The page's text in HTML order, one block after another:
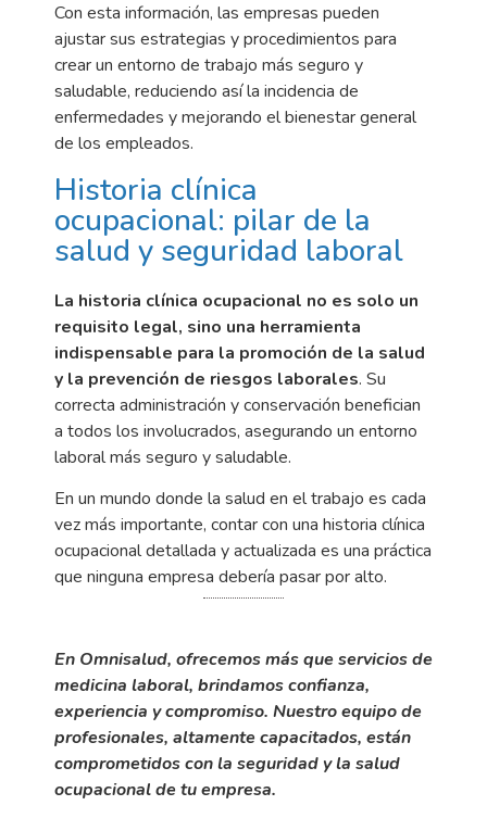
Con esta información, las empresas pueden
ajustar sus estrategias y procedimientos para
crear un entorno de trabajo más seguro y
saludable, reduciendo así la incidencia de
enfermedades y mejorando el bienestar general
de los empleados.
Historia clínica
ocupacional: pilar de la
salud y seguridad laboral
La historia clínica ocupacional no es solo un
requisito legal, sino una herramienta
indispensable para la promoción de la salud
y la prevención de riesgos laborales. Su
correcta administración y conservación benefician
a todos los involucrados, asegurando un entorno
laboral más seguro y saludable.
En un mundo donde la salud en el trabajo es cada
vez más importante, contar con una historia clínica
ocupacional detallada y actualizada es una práctica
que ninguna empresa debería pasar por alto.
En Omnisalud, ofrecemos más que servicios de
medicina laboral, brindamos confianza,
experiencia y compromiso. Nuestro equipo de
profesionales, altamente capacitados, están
comprometidos con la seguridad y la salud
ocupacional de tu empresa.